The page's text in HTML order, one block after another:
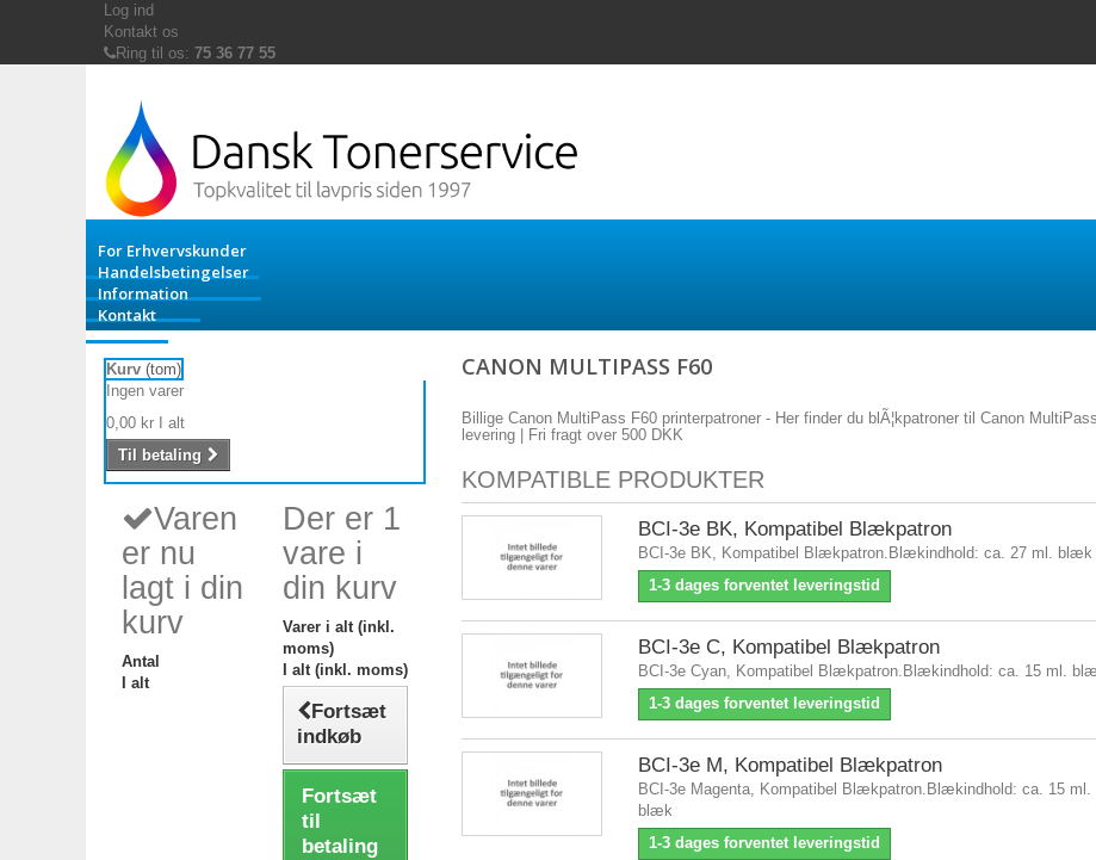
Log ind
Kontakt os
Ring til os: 75 36 77 55
For Erhvervskunder
Handelsbetingelser
Information
Kontakt
Kurv (tom)
Ingen varer
0,00 kr
I alt
Til betaling
Varen
er nu
lagt i din
kurv
Antal
I alt
Der er 1
vare i
din kurv
Varer i alt (inkl.
moms)
I alt (inkl. moms)
Fortsæt
indkøb
Fortsæt
til
betaling
CANON MULTIPASS F60
Billige Canon MultiPass F60 printerpatroner - Her finder du blÃ¦kpatroner til Canon
levering | Fri fragt over 500 DKK
KOMPATIBLE PRODUKTER
BCI-3e BK, Kompatibel Blækpatron
BCI-3e BK, Kompatibel Blækpatron.Blækindhold: ca. 27 ml. blæk
1-3 dages forventet leveringstid
BCI-3e C, Kompatibel Blækpatron
BCI-3e Cyan, Kompatibel Blækpatron.Blækindhold: ca. 15 ml.
1-3 dages forventet leveringstid
BCI-3e M, Kompatibel Blækpatron
BCI-3e Magenta, Kompatibel Blækpatron.Blækindhold: ca. 15 ml.
blæk
1-3 dages forventet leveringstid